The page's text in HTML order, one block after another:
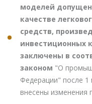
моделей
качестве
средств,
инвестиционных
заключены в
законом "О
Федерации" после 1
внесены изменения